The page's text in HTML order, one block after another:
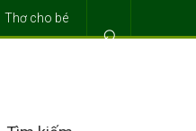
⌕
Thơ cho bé